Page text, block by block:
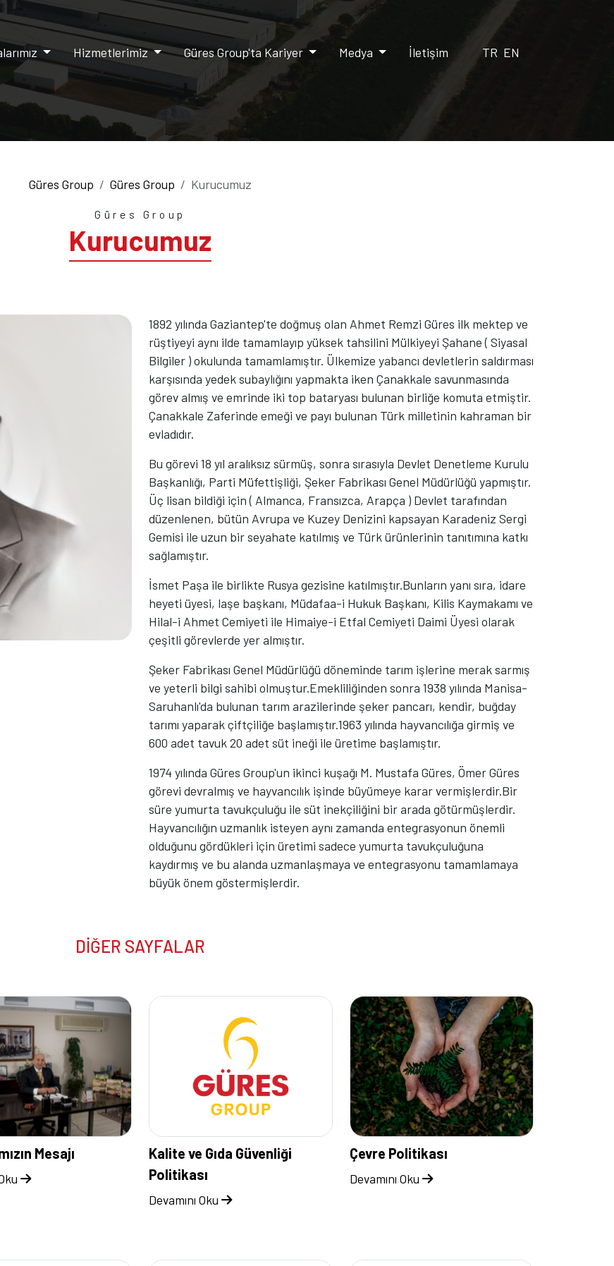
Hizmetlerimiz Güres Group'ta Kariyer Medya İletişim TR EN
Güres Group Güres Group Kurucumuz
Güres Group
Kurucumuz
1892 yılında Gaziantep'te doğmuş olan Ahmet Remzi Güres ilk mektep ve
rüştiyeyi aynı ilde tamamlayıp yüksek tahsilini Mülkiyeyi Şahane ( Siyasal
Bilgiler ) okulunda tamamlamıştır. Ülkemize yabancı devletlerin saldırması
karşısında yedek subaylığını yapmakta iken Çanakkale savunmasında
görev almış ve emrinde iki top bataryası bulunan birliğe komuta etmiştir.
Çanakkale Zaferinde emeği ve payı bulunan Türk milletinin kahraman bir
evladıdır.
Bu görevi 18 yıl aralıksız sürmüş, sonra sırasıyla Devlet Denetleme Kurulu
Başkanlığı, Parti Müfettişliği, Şeker Fabrikası Genel Müdürlüğü yapmıştır.
Üç lisan bildiği için ( Almanca, Fransızca, Arapça ) Devlet tarafından
düzenlenen, bütün Avrupa ve Kuzey Denizini kapsayan Karadeniz Sergi
Gemisi ile uzun bir seyahate katılmış ve Türk ürünlerinin tanıtımına katkı
sağlamıştır.
İsmet Paşa ile birlikte Rusya gezisine katılmıştır.Bunların yanı sıra, idare
heyeti üyesi, laşe başkanı, Müdafaa-i Hukuk Başkanı, Kilis Kaymakamı ve
Hilal-i Ahmet Cemiyeti ile Himaiye-i Etfal Cemiyeti Daimi Üyesi olarak
çeşitli görevlerde yer almıştır.
Şeker Fabrikası Genel Müdürlüğü döneminde tarım işlerine merak sarmış
ve yeterli bilgi sahibi olmuştur.Emekliliğinden sonra 1938 yılında Manisa-
Saruhanlı'da bulunan tarım arazilerinde şeker pancarı, kendir, buğday
tarımı yaparak çiftçiliğe başlamıştır.1963 yılında hayvancılığa girmiş ve
600 adet tavuk 20 adet süt ineği ile üretime başlamıştır.
1974 yılında Güres Group'un ikinci kuşağı M. Mustafa Güres, Ömer Güres
görevi devralmış ve hayvancılık işinde büyümeye karar vermişlerdir.Bir
süre yumurta tavukçuluğu ile süt inekçiliğini bir arada götürmüşlerdir.
Hayvancılığın uzmanlık isteyen aynı zamanda entegrasyonun önemli
olduğunu gördükleri için üretimi sadece yumurta tavukçuluğuna
kaydırmış ve bu alanda uzmanlaşmaya ve entegrasyonu tamamlamaya
büyük önem göstermişlerdir.
DİĞER SAYFALAR
Mesajı
Kalite ve Gıda Güvenliği
Politikası
Devamını Oku
Çevre Politikası
Devamını Oku